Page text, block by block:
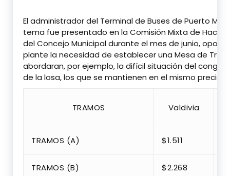
El administrador del Terminal de Buses de Puerto
tema fue presentado en la Comisión Mixta de
del Concejo Municipal durante el mes de junio,
plante la necesidad de establecer una Mesa de
abordaran, por ejemplo, la difícil situación del
de la losa, los que se mantienen en el mismo precio
TRAMOS Valdivia
TRAMOS (A) $1.511
TRAMOS (B) $2.268